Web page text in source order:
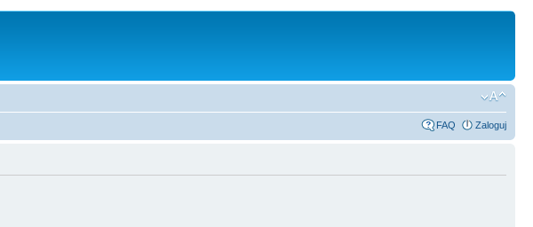
FAQ Zaloguj